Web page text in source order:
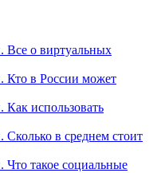
Все о виртуальных
Кто в России может
использовать
в среднем стоит
такое социальные